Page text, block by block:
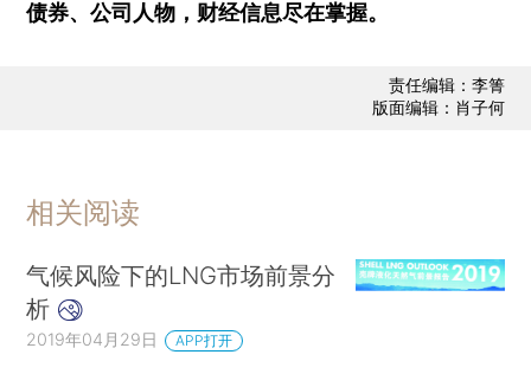
债券、公司人物，财经信息尽在掌握。
责任编辑：李箐
版面编辑：肖子何
相关阅读
气候风险下的LNG市场前景分
析
2019年04月29日 APP打开